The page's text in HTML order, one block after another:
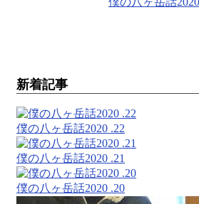
新着記事
僕の八ヶ岳話2020 .22
僕の八ヶ岳話2020 .21
僕の八ヶ岳話2020 .20